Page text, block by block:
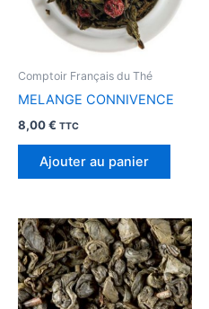
Comptoir Français du Thé
MELANGE CONNIVENCE
8,00€ TTC
Ajouter au panier